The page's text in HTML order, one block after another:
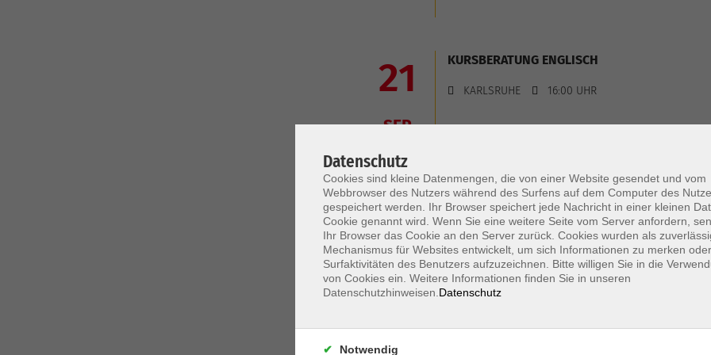
21
SEP
KURSBERATUNG ENGLISCH
KARLSRUHE 16:00 UHR
21
SEP
KURSBERATUNG FRANZÖSISCH
KARLSRUHE 16:00 UHR
KURSBERATUNG ENGLISCH
Datenschutz
Cookies sind kleine Datenmengen, die von einer Website gesendet und vom
Webbrowser des Nutzers während des Surfens auf dem Computer des
gespeichert werden. Ihr Browser speichert jede Nachricht in einer kleinen
Cookie genannt wird. Wenn Sie eine weitere Seite vom Server anfordern,
Ihr Browser das Cookie an den Server zurück. Cookies wurden als
Mechanismus für Websites entwickelt, um sich Informationen zu merken
Surfaktivitäten des Benutzers aufzuzeichnen. Bitte willigen Sie in die
von Cookies ein. Weitere Informationen finden Sie in unseren
Datenschutzhinweisen. Datenschutz
Notwendig